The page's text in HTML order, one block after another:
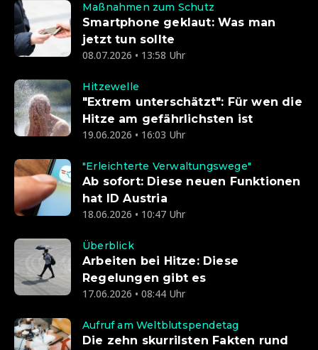
Maßnahmen zum Schutz
Smartphone geklaut: Was man
jetzt tun sollte
08.07.2026 • 13:58 Uhr
Hitzewelle
"Extrem unterschätzt": Für wen die
Hitze am gefährlichsten ist
19.06.2026 • 16:03 Uhr
"Erleichterte Verwaltungswege"
Ab sofort: Diese neuen Funktionen
hat ID Austria
18.06.2026 • 10:47 Uhr
Überblick
Arbeiten bei Hitze: Diese
Regelungen gibt es
17.06.2026 • 08:44 Uhr
Aufruf am Weltblutspendetag
Die zehn skurrilsten Fakten rund